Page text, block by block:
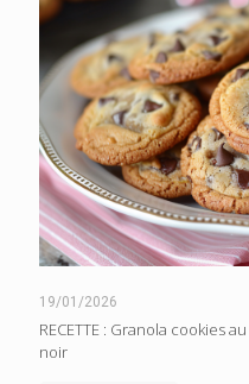
19/01/2026
RECETTE : Granola cookies
noir